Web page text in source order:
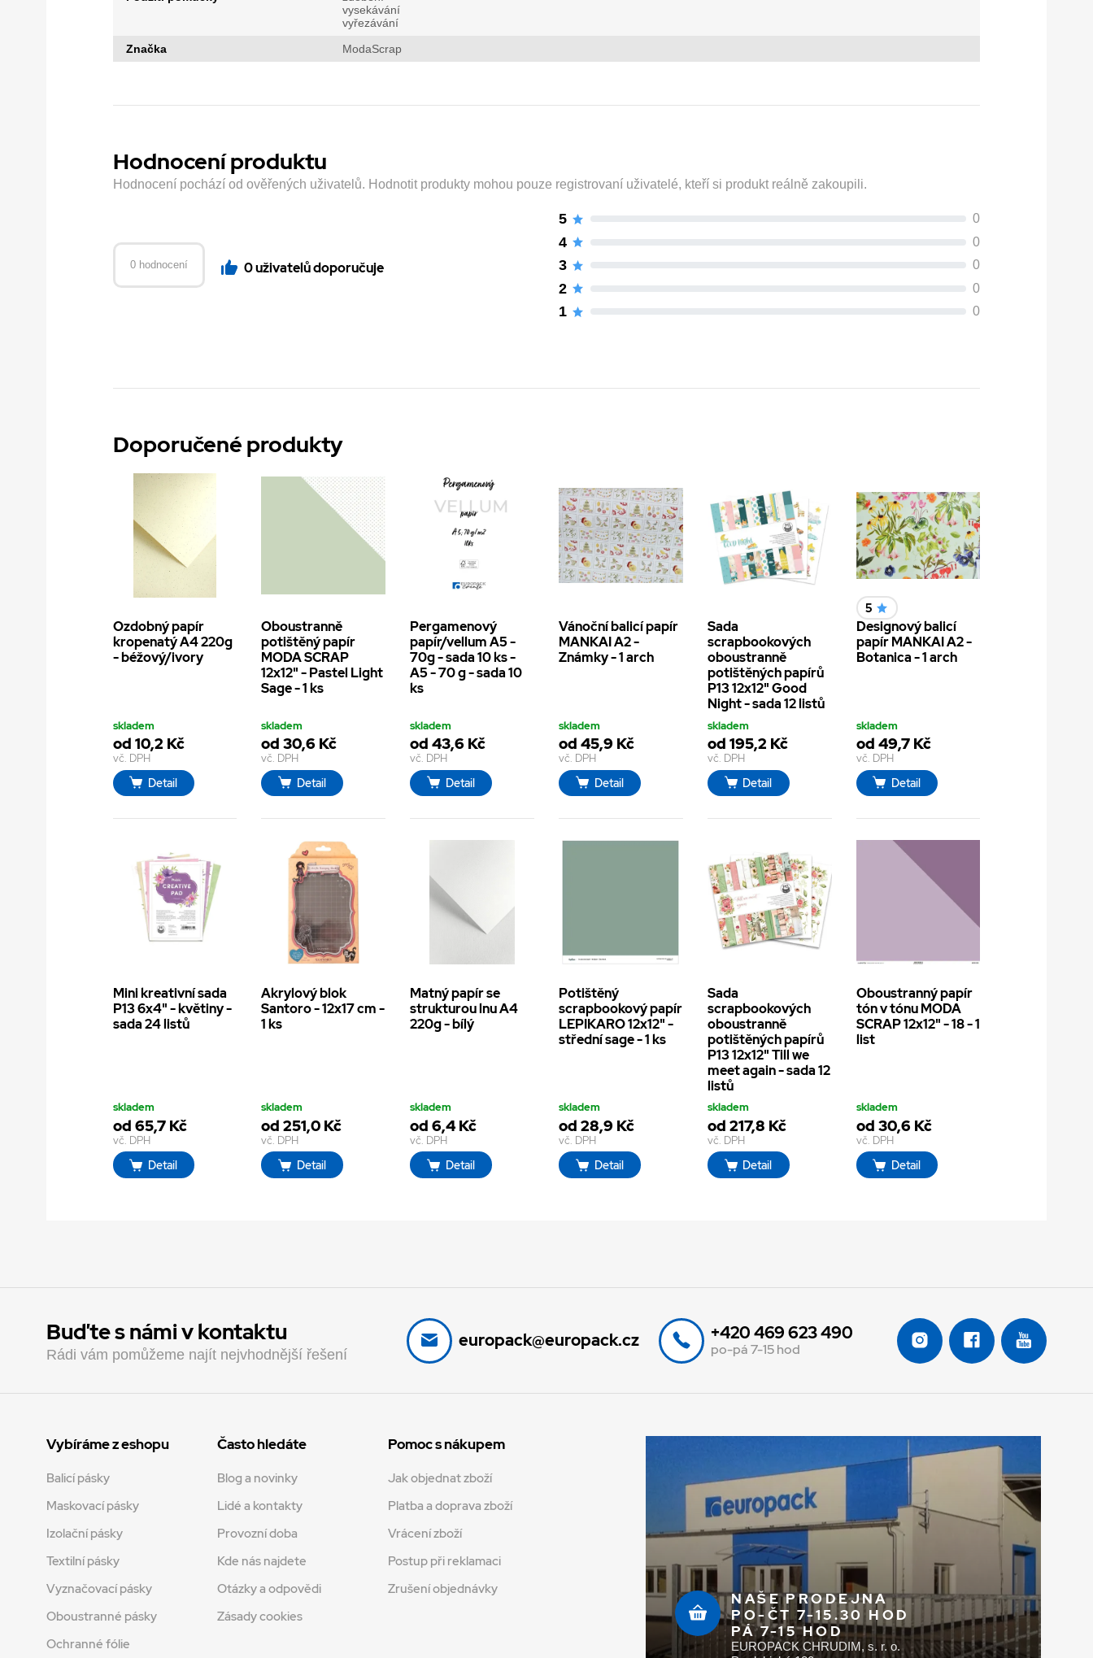
vysekávání
vyřezávání
Značka
ModaScrap
Hodnocení produktu
Hodnocení pochází od ověřených uživatelů. Hodnotit produkty mohou pouze registrovaní uživatelé, kteří si produkt reálně zakoupili.
0 hodnocení 0 uživatelů doporučuje
5 0
4 0
3 0
2 0
1 0
Doporučené produkty
Ozdobný papír
kropenatý A4 220g
- béžový/ivory
skladem
od 10,2 Kč
vč. DPH
Detail
Oboustranně
potištěný papír
MODA SCRAP
12x12" - Pastel Light
Sage - 1 ks
skladem
od 30,6 Kč
vč. DPH
Detail
Pergamenový
papír/vellum A5 -
70g - sada 10 ks -
A5 - 70 g - sada 10
ks
skladem
od 43,6 Kč
vč. DPH
Detail
Vánoční balicí papír
MANKAI A2 -
Známky - 1 arch
skladem
od 45,9 Kč
vč. DPH
Detail
Sada
scrapbookových
oboustranně
potištěných papírů
P13 12x12" Good
Night - sada 12 listů
skladem
od 195,2 Kč
vč. DPH
Detail
5
Designový balicí
papír MANKAI A2 -
Botanica - 1 arch
skladem
od 49,7 Kč
vč. DPH
Detail
Mini kreativní sada
P13 6x4" - květiny -
sada 24 listů
skladem
od 65,7 Kč
vč. DPH
Detail
Akrylový blok
Santoro - 12x17 cm -
1 ks
skladem
od 251,0 Kč
vč. DPH
Detail
Matný papír se
strukturou lnu A4
220g - bílý
skladem
od 6,4 Kč
vč. DPH
Detail
Potištěný
scrapbookový papír
LEPIKARO 12x12" -
střední sage - 1 ks
skladem
od 28,9 Kč
vč. DPH
Detail
Sada
scrapbookových
oboustranně
potištěných papírů
P13 12x12" Till we
meet again - sada 12
listů
skladem
od 217,8 Kč
vč. DPH
Detail
Oboustranný papír
tón v tónu MODA
SCRAP 12x12" - 18 - 1
list
skladem
od 30,6 Kč
vč. DPH
Detail
Buďte s námi v kontaktu
Rádi vám pomůžeme najít nejvhodnější řešení
europack@europack.cz +420 469 623 490
po-pá 7-15 hod
Vybíráme z eshopu
Balicí pásky
Maskovací pásky
Izolační pásky
Textilní pásky
Vyznačovací pásky
Oboustranné pásky
Ochranné fólie
Často hledáte
Blog a novinky
Lidé a kontakty
Provozní doba
Kde nás najdete
Otázky a odpovědi
Zásady cookies
Pomoc s nákupem
Jak objednat zboží
Platba a doprava zboží
Vrácení zboží
Postup při reklamaci
Zrušení objednávky
NAŠE PRODEJNA
PO-ČT 7-15.30 HOD
PÁ 7-15 HOD
EUROPACK CHRUDIM, s. r. o.